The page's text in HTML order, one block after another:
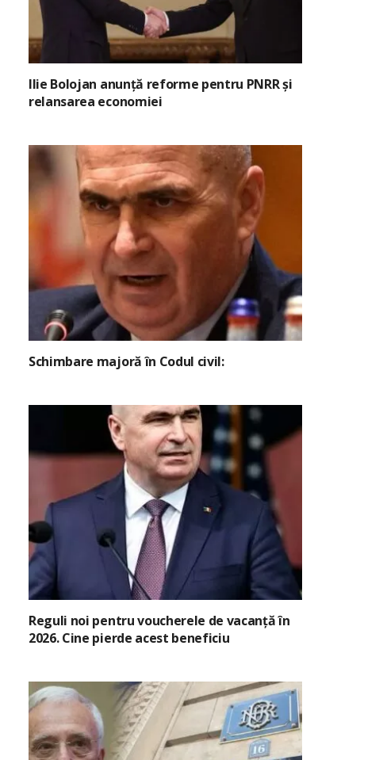
Ilie Bolojan anunță reforme pentru PNRR și
relansarea economiei
Schimbare majoră în Codul civil:
Reguli noi pentru voucherele de vacanță în
2026. Cine pierde acest beneficiu